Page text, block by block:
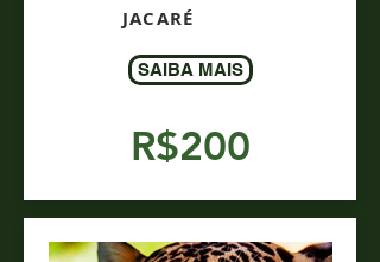
JACARÉ
SAIBA MAIS
R$200